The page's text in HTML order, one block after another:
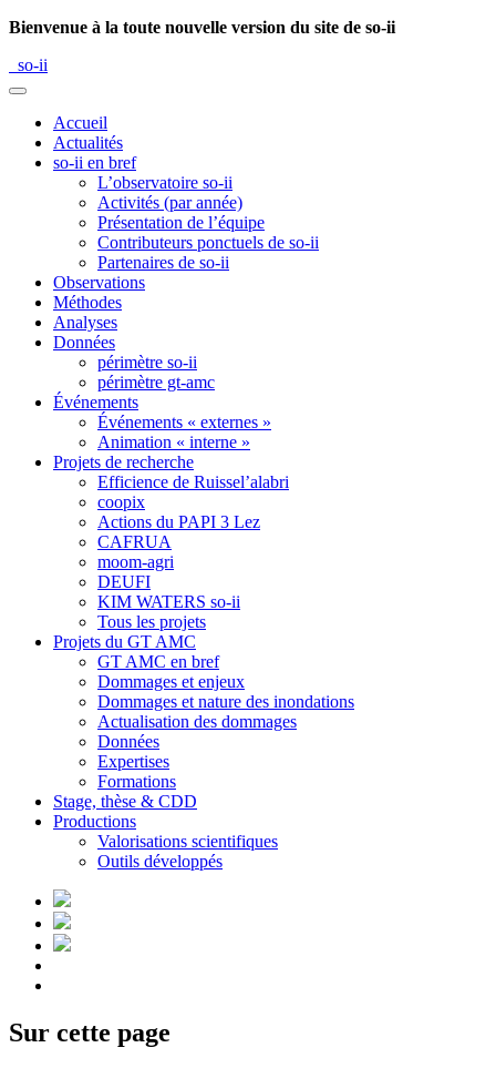
Bienvenue à la toute nouvelle version du site de so-ii
so-ii
Accueil
Actualités
so-ii en bref
L’observatoire so-ii
Activités (par année)
Présentation de l’équipe
Contributeurs ponctuels de so-ii
Partenaires de so-ii
Observations
Méthodes
Analyses
Données
périmètre so-ii
périmètre gt-amc
Événements
Événements « externes »
Animation « interne »
Projets de recherche
Efficience de Ruissel’alabri
coopix
Actions du PAPI 3 Lez
CAFRUA
moom-agri
DEUFI
KIM WATERS so-ii
Tous les projets
Projets du GT AMC
GT AMC en bref
Dommages et enjeux
Dommages et nature des inondations
Actualisation des dommages
Données
Expertises
Formations
Stage, thèse & CDD
Productions
Valorisations scientifiques
Outils développés
Sur cette page